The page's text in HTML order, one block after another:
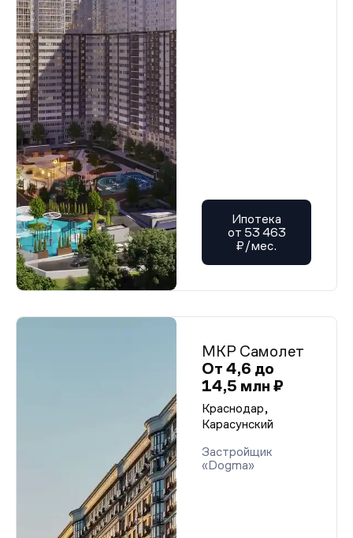
Ипотека
от 53 463
₽/мес.
МКР Самолет
От 4,6 до
14,5 млн ₽
Краснодар,
Карасунский
Застройщик
«Dogma»